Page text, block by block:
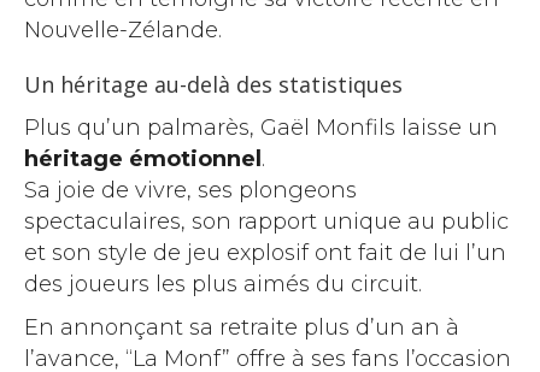
Nouvelle-Zélande.
Un héritage au-delà des statistiques
Plus qu’un palmarès, Gaël Monfils laisse un
héritage émotionnel.
Sa joie de vivre, ses plongeons
spectaculaires, son rapport unique au public
et son style de jeu explosif ont fait de lui l’un
des joueurs les plus aimés du circuit.
En annonçant sa retraite plus d’un an à
l’avance, “La Monf” offre à ses fans l’occasion